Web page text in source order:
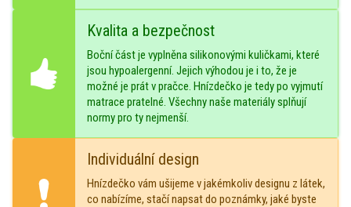
Kvalita a bezpečnost
Boční část je vyplněna silikonovými kuličkami, které
jsou hypoalergenní. Jejich výhodou je i to, že je
možné je prát v pračce. Hnízdečko je tedy po vyjmutí
matrace pratelné. Všechny naše materiály splňují
normy pro ty nejmenší.
Individuální design
Hnízdečko vám ušijeme v jakémkoliv designu z látek,
co nabízíme, stačí napsat do poznámky, jaké byste